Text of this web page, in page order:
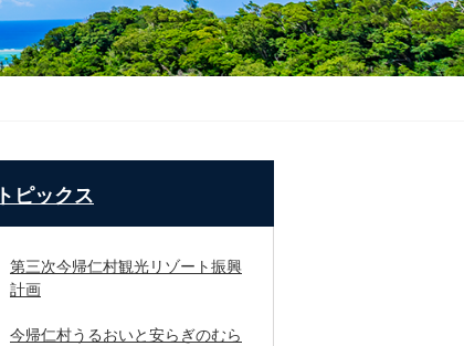
トピックス
第三次今帰仁村観光リゾート振興
計画
今帰仁村うるおいと安らぎのむら